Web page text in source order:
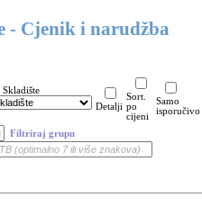
- Cjenik i narudžba
Skladište
Detalji
Sort.
po
cijeni
Samo
isporučivo
Filtriraj grupu